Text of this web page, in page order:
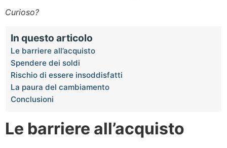
Curioso?
In questo articolo
Le barriere all’acquisto
Spendere dei soldi
Rischio di essere insoddisfatti
La paura del cambiamento
Conclusioni
Le barriere all’acquisto